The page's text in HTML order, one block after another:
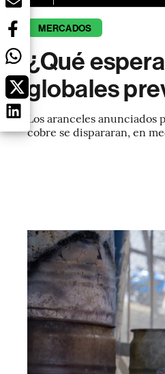
MERCADOS
¿Qué
globales
Los aranceles
cobre se dispararan, en